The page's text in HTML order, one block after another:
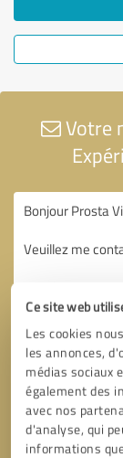
Ce site web
Les cookies
les annonces,
médias sociaux
également des
avec nos
d'analyse, qui
informations
Votre